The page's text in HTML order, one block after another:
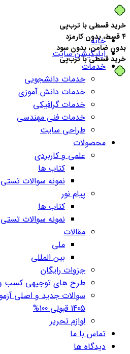
خرید قسطی با ترب‌پی
۴ قسط، بدون کارمزد
بدون ضامن، بدون سود
خرید قسطی با ترب‌پی
خانه
اپلیکیشن سایت
خدمات
خدمات دانشجویی
خدمات دانش آموزی
خدمات گرافیکی
خدمات فنی مهندسی
طراحی سایت
محصولات
علمی و کاربردی
کتاب ها
نمونه سوالات تستی
پیام نور
کتاب ها
نمونه سوالات تستی
مقالات
ملی
بین المللی
جزوات رایگان
طرح های توجیهی کسب و
سوالات جدید و اصلی
1405 قبولی 100%
لوازم تحریر
تماس با ما
دیدگاه ها